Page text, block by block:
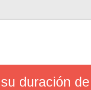
duración